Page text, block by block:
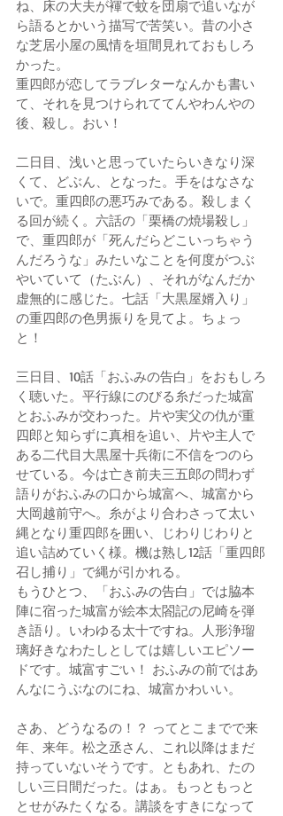
ね、床の大夫が褌で蚊を団扇で追いなが
ら語るとかいう描写で苦笑い。昔の小さ
な芝居小屋の風情を垣間見れておもしろ
かった。
重四郎が恋してラブレターなんかも書い
て、それを見つけられててんやわんやの
後、殺し。おい！
二日目、浅いと思っていたらいきなり深
くて、どぶん、となった。手をはなさな
いで。重四郎の悪巧みである。殺しまく
る回が続く。六話の「栗橋の焼場殺し」
で、重四郎が「死んだらどこいっちゃう
んだろうな」みたいなことを何度がつぶ
やいていて（たぶん）、それがなんだか
虚無的に感じた。七話「大黒屋婿入り」
の重四郎の色男振りを見てよ。ちょっ
と！
三日目、10話「おふみの告白」をおもしろ
く聴いた。平行線にのびる糸だった城富
とおふみが交わった。片や実父の仇が重
四郎と知らずに真相を追い、片や主人で
ある二代目大黒屋十兵衛に不信をつのら
せている。今は亡き前夫三五郎の問わず
語りがおふみの口から城富へ、城富から
大岡越前守へ。糸がより合わさって太い
縄となり重四郎を囲い、じわりじわりと
追い詰めていく様。機は熟し12話「重四郎
召し捕り」で縄が引かれる。
もうひとつ、「おふみの告白」では脇本
陣に宿った城富が絵本太閤記の尼崎を弾
き語り。いわゆる太十ですね。人形浄瑠
璃好きなわたしとしては嬉しいエピソー
ドです。城富すごい！ おふみの前ではあ
んなにうぶなのにね、城富かわいい。
さあ、どうなるの！？ ってとこまでで来
年、来年。松之丞さん、これ以降はまだ
持っていないそうです。ともあれ、たの
しい三日間だった。はぁ。もっともっと
とせがみたくなる。講談をすきになって